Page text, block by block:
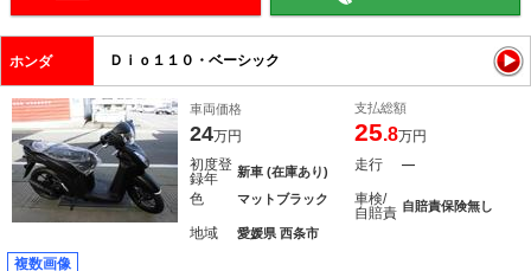
ホンダ Ｄｉｏ１１０・ベーシック
車両価格
24万円
支払総額
25.8万円
初度登
録年
新車 (在庫あり) 走行 ―
色 マットブラック
車検/
自賠責 自賠責保険無し
地域 愛媛県 西条市
複数画像